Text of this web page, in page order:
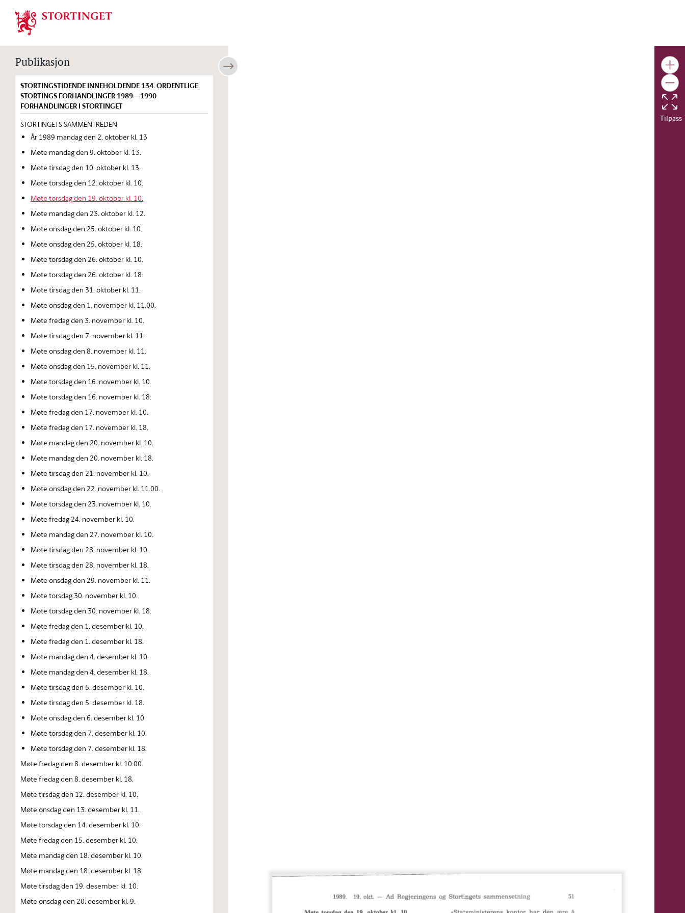
Stortinget.no
Publikasjon
STORTINGSTIDENDE INNEHOLDENDE 134. ORDENTLIGE
STORTINGS FORHANDLINGER 1989—1990
FORHANDLINGER I STORTINGET
STORTINGETS SAMMENTREDEN
År 1989 mandag den 2. oktober kl. 13
Møte mandag den 9. oktober kl. 13.
Møte tirsdag den 10. oktober kl. 13.
Møte torsdag den 12. oktober kl. 10.
Møte torsdag den 19. oktober kl. 10.
Møte mandag den 23. oktober kl. 12.
Møte onsdag den 25. oktober kl. 10.
Møte onsdag den 25. oktober kl. 18.
Møte torsdag den 26. oktober kl. 10.
Møte torsdag den 26. oktober kl. 18.
Møte tirsdag den 31. oktober kl. 11.
Møte onsdag den 1. november kl. 11.00.
Møte fredag den 3. november kl. 10.
Møte tirsdag den 7. november kl. 11.
Møte onsdag den 8. november kl. 11.
Møte onsdag den 15. november kl. 11.
Møte torsdag den 16. november kl. 10.
Møte torsdag den 16. november kl. 18.
Møte fredag den 17. november kl. 10.
Møte fredag den 17. november kl. 18.
Møte mandag den 20. november kl. 10.
Møte mandag den 20. november kl. 18.
Møte tirsdag den 21. november kl. 10.
Møte onsdag den 22. november kl. 11.00.
Møte torsdag den 23. november kl. 10.
Møte fredag 24. november kl. 10.
Møte mandag den 27. november kl. 10.
Møte tirsdag den 28. november kl. 10.
Møte tirsdag den 28. november kl. 18.
Møte onsdag den 29. november kl. 11.
Møte torsdag 30. november kl. 10.
Møte torsdag den 30. november kl. 18.
Møte fredag den 1. desember kl. 10.
Møte fredag den 1. desember kl. 18.
Møte mandag den 4. desember kl. 10.
Møte mandag den 4. desember kl. 18.
Møte tirsdag den 5. desember kl. 10.
Møte tirsdag den 5. desember kl. 18.
Møte onsdag den 6. desember kl. 10
Møte torsdag den 7. desember kl. 10.
Møte torsdag den 7. desember kl. 18.
Møte fredag den 8. desember kl. 10.00.
Møte fredag den 8. desember kl. 18.
Møte tirsdag den 12. desember kl. 10.
Møte onsdag den 13. desember kl. 11.
Møte torsdag den 14. desember kl. 10.
Møte fredag den 15. desember kl. 10.
Møte mandag den 18. desember kl. 10.
Møte mandag den 18. desember kl. 18.
Møte tirsdag den 19. desember kl. 10.
Møte onsdag den 20. desember kl. 9.